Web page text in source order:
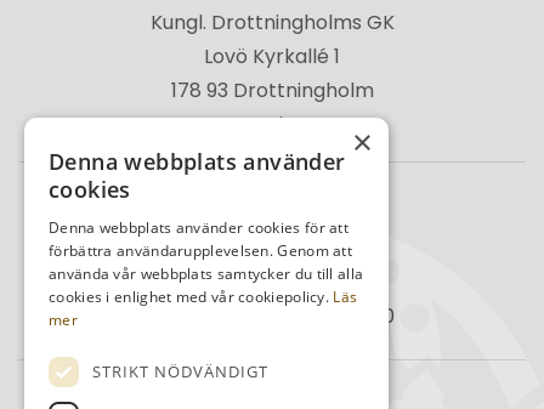
Kungl. Drottningholms GK
Lovö Kyrkallé 1
178 93 Drottningholm
Sverige
Kansli08-759 03 11
Reception08-759 00 85
08-759 07 50
×
Denna webbplats använder
cookies
Denna webbplats använder cookies för att
förbättra användarupplevelsen. Genom att
använda vår webbplats samtycker du till alla
cookies i enlighet med vår cookiepolicy. Läs
mer
STRIKT NÖDVÄNDIGT